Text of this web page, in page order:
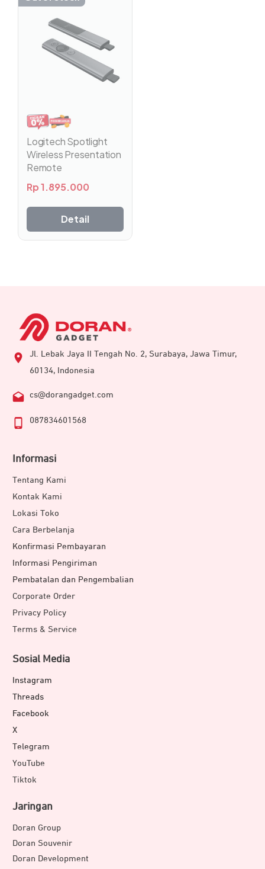
Logitech Spotlight
Wireless Presentation
Remote
Rp1.895.000
Detail
Jl. Lebak Jaya II Tengah No. 2, Surabaya, Jawa Timur,
60134, Indonesia
cs@dorangadget.com
087834601568
Informasi
Tentang Kami
Kontak Kami
Lokasi Toko
Cara Berbelanja
Konfirmasi Pembayaran
Informasi Pengiriman
Pembatalan dan Pengembalian
Corporate Order
Privacy Policy
Terms & Service
Sosial Media
Instagram
Threads
Facebook
X
Telegram
YouTube
Tiktok
Jaringan
Doran Group
Doran Souvenir
Doran Development